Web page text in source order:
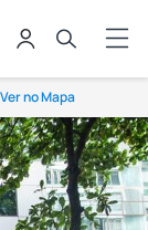
Ver no Mapa